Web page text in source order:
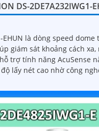
DS-2DE7A232IWG1-
EHUN là dòng speed
giám sát khoảng cách
trợ tính năng AcuSense
lấy nét cao nhờ công